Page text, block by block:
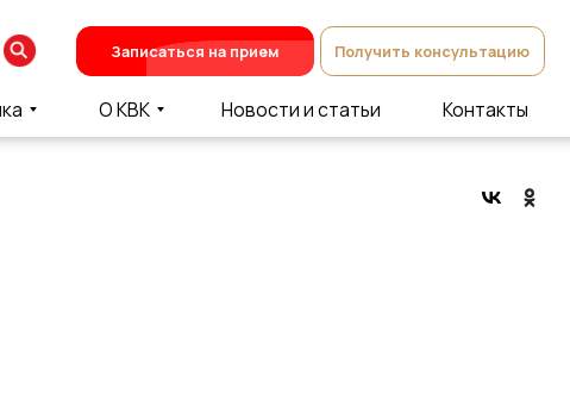
Контакты
Новости и статьи
Получить консультацию
Записаться на прием